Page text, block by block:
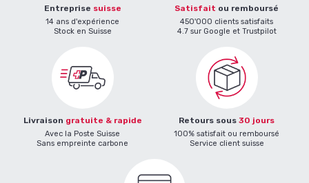
Entreprise suisse
14 ans d'expérience
Stock en Suisse
Satisfait ou remboursé
450'000 clients satisfaits
4.7 sur Google et Trustpilot
Livraison gratuite & rapide
Avec la Poste Suisse
Sans empreinte carbone
Retours sous 30 jours
100% satisfait ou remboursé
Service client suisse